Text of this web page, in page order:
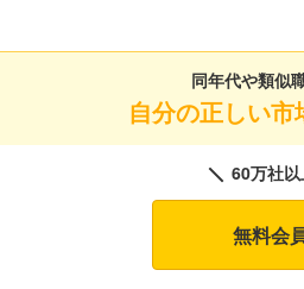
同年代や類似
自分の正しい市
60万社
無料会